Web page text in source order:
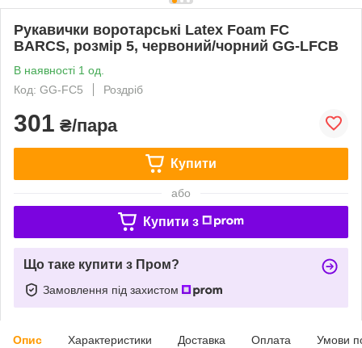
Рукавички воротарські Latex Foam FC
BARCS, розмір 5, червоний/чорний GG-LFCB
В наявності 1 од.
Код: GG-FC5
Роздріб
301 ₴/пара
Купити
або
Купити з
Що таке купити з Пром?
Замовлення під захистом
Опис Характеристики Доставка Оплата Умови